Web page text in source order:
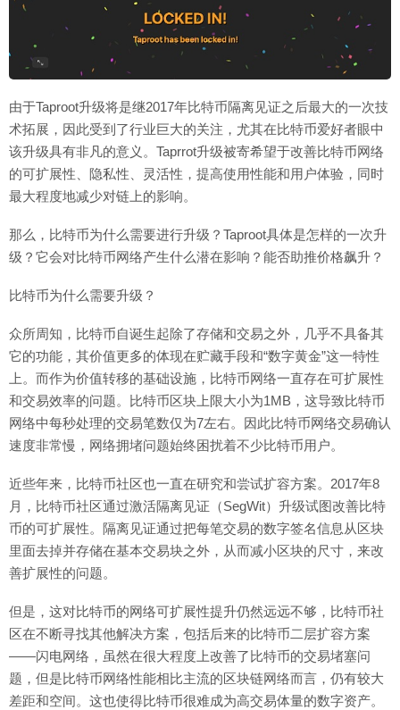
由于Taproot升级将是继2017年比特币隔离见证之后最大的一次技
术拓展，因此受到了行业巨大的关注，尤其在比特币爱好者眼中
该升级具有非凡的意义。Taprrot升级被寄希望于改善比特币网络
的可扩展性、隐私性、灵活性，提高使用性能和用户体验，同时
最大程度地减少对链上的影响。
那么，比特币为什么需要进行升级？Taproot具体是怎样的一次升
级？它会对比特币网络产生什么潜在影响？能否助推价格飙升？
比特币为什么需要升级？
众所周知，比特币自诞生起除了存储和交易之外，几乎不具备其
它的功能，其价值更多的体现在贮藏手段和“数字黄金”这一特性
上。而作为价值转移的基础设施，比特币网络一直存在可扩展性
和交易效率的问题。比特币区块上限大小为1MB，这导致比特币
网络中每秒处理的交易笔数仅为7左右。因此比特币网络交易确认
速度非常慢，网络拥堵问题始终困扰着不少比特币用户。
近些年来，比特币社区也一直在研究和尝试扩容方案。2017年8
月，比特币社区通过激活隔离见证（SegWit）升级试图改善比特
币的可扩展性。隔离见证通过把每笔交易的数字签名信息从区块
里面去掉并存储在基本交易块之外，从而减小区块的尺寸，来改
善扩展性的问题。
但是，这对比特币的网络可扩展性提升仍然远远不够，比特币社
区在不断寻找其他解决方案，包括后来的比特币二层扩容方案
——闪电网络，虽然在很大程度上改善了比特币的交易堵塞问
题，但是比特币网络性能相比主流的区块链网络而言，仍有较大
差距和空间。这也使得比特币很难成为高交易体量的数字资产。